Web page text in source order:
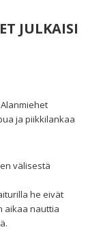
JULKAISI
ja piikkilankaa
välisestä
he eivät
aikaa nauttia